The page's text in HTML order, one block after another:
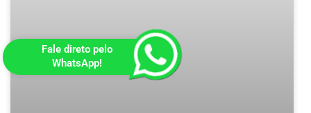
Fale direto pelo
WhatsApp!